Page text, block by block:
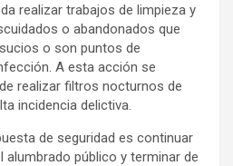
realizar trabajos de limpieza y
o abandonados que
o son puntos de
A esta acción se
realizar filtros nocturnos de
incidencia delictiva.
de seguridad es continuar
público y terminar de